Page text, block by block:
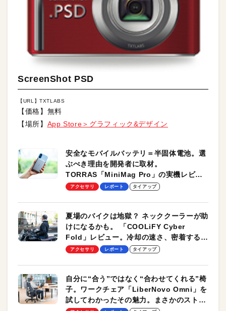
ScreenShot PSD
【URL】TXTLABS
【価格】無料
【場所】 App Store＞グラフィック&デザイン
安全なモバイルバッテリ＝半固体電池。選
ぶべき理由を開発者に取材。
TORRAS「MiniMag Pro」の実機レビュ
ーも
アクセサリ レポート タイアップ
夏場のバイクは地獄？ ネッククーラーが助
けになるかも。 「COOLiFY Cyber
Fold」レビュー。冷却の速さ、密着する冷
却プレート、シンプルな操作性がグッド！
アクセサリ レポート タイアップ
自分に“合う”ではなく“合わせてくれる”椅
子。ワークチェア「LiberNovo Omni」を
試してわかったその魅力。まさかのストレ